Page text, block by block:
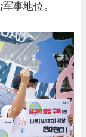
事地位。